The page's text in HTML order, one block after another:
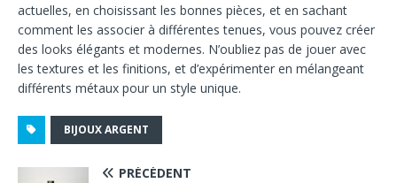
actuelles, en choisissant les bonnes pièces, et en sachant
comment les associer à différentes tenues, vous pouvez créer
des looks élégants et modernes. N’oubliez pas de jouer avec
les textures et les finitions, et d’expérimenter en mélangeant
différents métaux pour un style unique.
BIJOUX ARGENT
PRÉCÉDENT